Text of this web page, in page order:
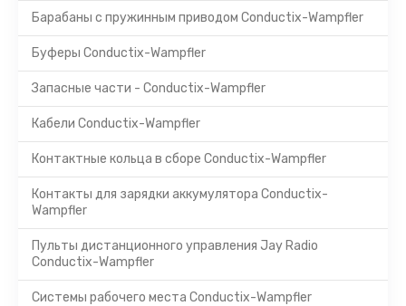
Барабаны с пружинным приводом Conductix-Wampfler
Буферы Conductix-Wampfler
Запасные части - Conductix-Wampfler
Кабели Conductix-Wampfler
Контактные кольца в сборе Conductix-Wampfler
Контакты для зарядки аккумулятора Conductix-
Wampfler
Пульты дистанционного управления Jay Radio
Conductix-Wampfler
Системы рабочего места Conductix-Wampfler